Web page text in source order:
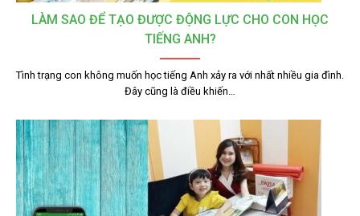
LÀM SAO ĐỂ TẠO ĐƯỢC ĐỘNG LỰC CHO CON HỌC
TIẾNG ANH?
Tình trạng con không muốn học tiếng Anh xảy ra với nhất nhiều gia đình.
Đây cũng là điều khiến…